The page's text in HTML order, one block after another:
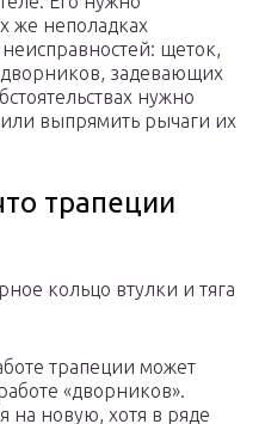
же неполадках
щеток,
задевающих
нужно
выпрямить рычаги их
трапеции
кольцо втулки и тяга
трапеции может
«дворников».
на новую, хотя в ряде